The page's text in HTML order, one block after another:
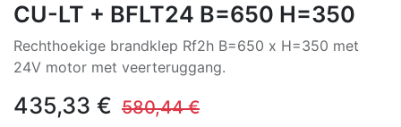
CU-LT + BFLT24 B=650 H=350
Rechthoekige brandklep Rf2h B=650 x H=350 met
24V motor met veerteruggang.
435,33 € 580,44€